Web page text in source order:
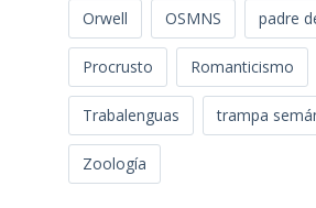
Orwell OSMNS padre
Procrusto Romanticismo
Trabalenguas trampa
Zoología